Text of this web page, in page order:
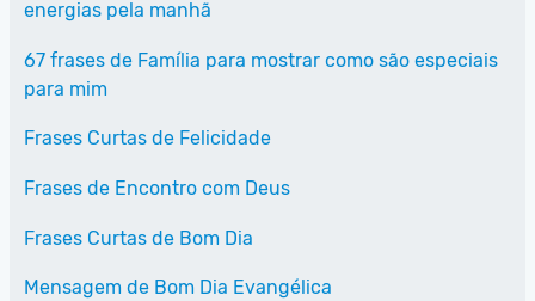
energias pela manhã
67 frases de Família para mostrar como são especiais
para mim
Frases Curtas de Felicidade
Frases de Encontro com Deus
Frases Curtas de Bom Dia
Mensagem de Bom Dia Evangélica